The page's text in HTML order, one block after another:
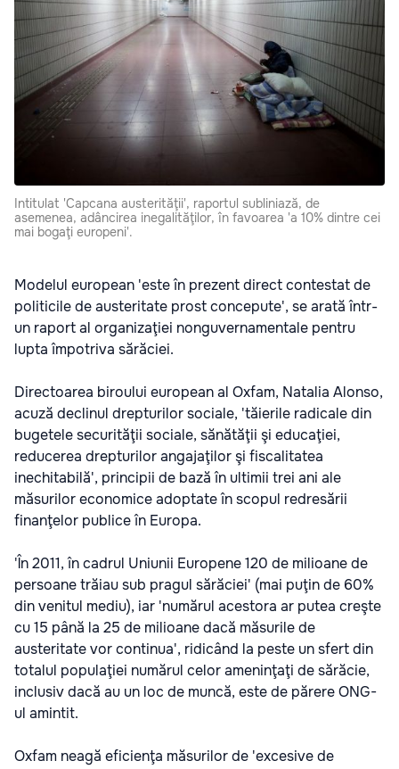
Intitulat 'Capcana austerităţii', raportul subliniază, de
asemenea, adâncirea inegalităţilor, în favoarea 'a 10% dintre cei
mai bogaţi europeni'.
Modelul european 'este în prezent direct contestat de
politicile de austeritate prost concepute', se arată într-
un raport al organizaţiei nonguvernamentale pentru
lupta împotriva sărăciei.
Directoarea biroului european al Oxfam, Natalia Alonso,
acuză declinul drepturilor sociale, 'tăierile radicale din
bugetele securităţii sociale, sănătăţii şi educaţiei,
reducerea drepturilor angajaţilor şi fiscalitatea
inechitabilă', principii de bază în ultimii trei ani ale
măsurilor economice adoptate în scopul redresării
finanţelor publice în Europa.
'În 2011, în cadrul Uniunii Europene 120 de milioane de
persoane trăiau sub pragul sărăciei' (mai puţin de 60%
din venitul mediu), iar 'numărul acestora ar putea creşte
cu 15 până la 25 de milioane dacă măsurile de
austeritate vor continua', ridicând la peste un sfert din
totalul populaţiei numărul celor ameninţaţi de sărăcie,
inclusiv dacă au un loc de muncă, este de părere ONG-
ul amintit.
Oxfam neagă eficienţa măsurilor de 'excesive de